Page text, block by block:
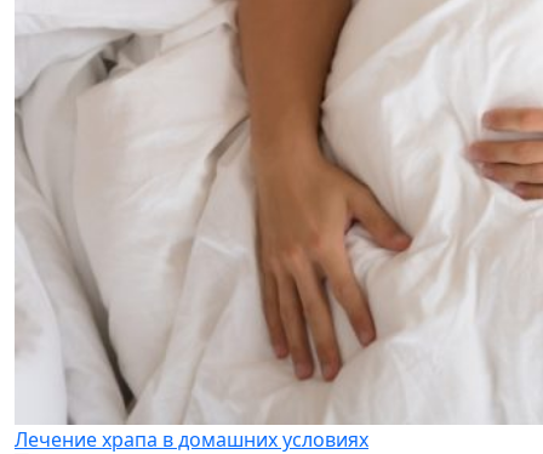
Лечение храпа в домашних условиях